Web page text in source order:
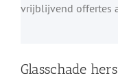
vrijblijvend offertes
Glasschade